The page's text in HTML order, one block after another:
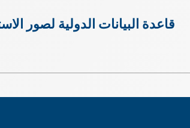
قاعدة البيانات الدولية لصور